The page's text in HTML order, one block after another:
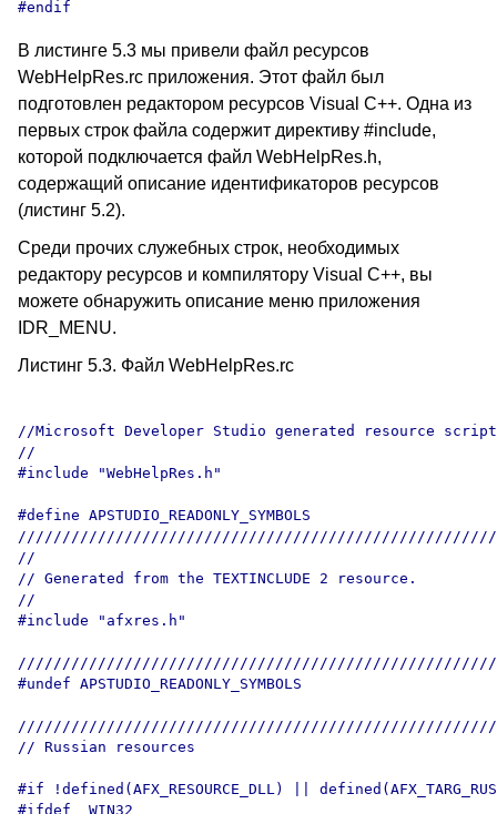
В листинге 5.3 мы привели файл ресурсов
WebHelpRes.rc приложения. Этот файл был
подготовлен редактором ресурсов Visual C++. Одна из
первых строк файла содержит директиву #include,
которой подключается файл WebHelpRes.h,
содержащий описание идентификаторов ресурсов
(листинг 5.2).
Среди прочих служебных строк, необходимых
редактору ресурсов и компилятору Visual C++, вы
можете обнаружить описание меню приложения
IDR_MENU.
Листинг 5.3. Файл WebHelpRes.rc
//Microsoft Developer Studio generated resource
//
#include "WebHelpRes.h"
#define APSTUDIO_READONLY_SYMBOLS
//
// Generated from the TEXTINCLUDE 2 resource.
//
#include "afxres.h"
#undef APSTUDIO_READONLY_SYMBOLS
// Russian resources
#if !defined(AFX_RESOURCE_DLL) ||
#ifdef _WIN32